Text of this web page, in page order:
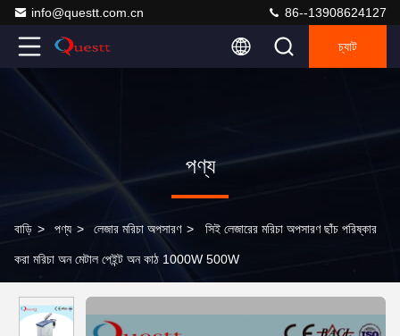
info@questt.com.cn 86--13908624127
চ্যাট
পণ্য
বাড়ি > পণ্য > লেজার মরিচা অপসারণ > সিই লেজারের মরিচা অপসারণ ছাঁচ পরিষ্কার
করা মরিচা অন মেটাল পেইন্ট অন কাঠ 1000W 500W